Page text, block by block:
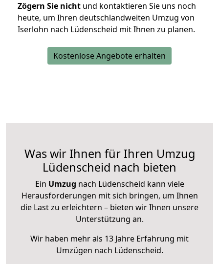
Zögern Sie nicht und kontaktieren Sie uns noch
heute, um Ihren deutschlandweiten Umzug von
Iserlohn nach Lüdenscheid mit Ihnen zu planen.
Kostenlose Angebote erhalten
Was wir Ihnen für Ihren Umzug
Lüdenscheid nach bieten
Ein Umzug nach Lüdenscheid kann viele
Herausforderungen mit sich bringen, um Ihnen
die Last zu erleichtern – bieten wir Ihnen unsere
Unterstützung an.
Wir haben mehr als 13 Jahre Erfahrung mit
Umzügen nach Lüdenscheid.